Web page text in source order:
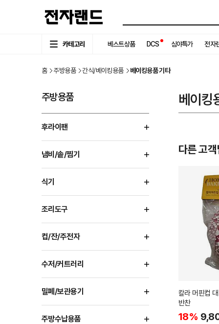
카테고리 베스트상품 DCS 심야특가 전자
홈 주방용품 간식/베이킹용품 베이킹용품 기타
주방용품
후라이팬
냄비/솥/찜기
식기
조리도구
컵/잔/주전자
수저/커트러리
밀폐/보관용기
주방수납용품
베이킹
다른 고
칼라 머핀컵
반찬
18%